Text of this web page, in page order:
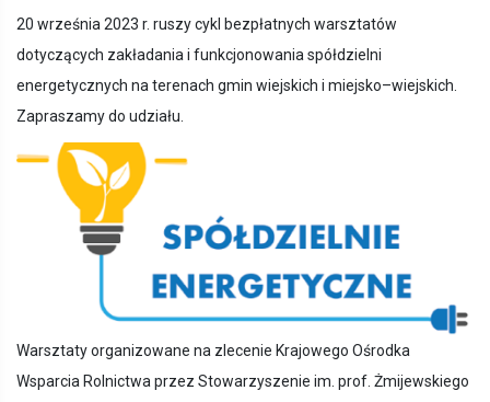
20 września 2023 r. ruszy cykl bezpłatnych warsztatów
dotyczących zakładania i funkcjonowania spółdzielni
energetycznych na terenach gmin wiejskich i miejsko–wiejskich.
Zapraszamy do udziału.
Warsztaty organizowane na zlecenie Krajowego Ośrodka
Wsparcia Rolnictwa przez Stowarzyszenie im. prof. Żmijewskiego